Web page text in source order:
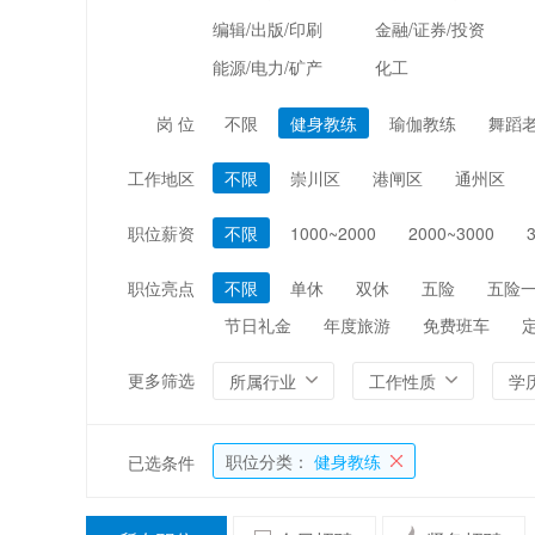
编辑/出版/印刷
金融/证券/投资
能源/电力/矿产
化工
岗 位 不限 健身教练 瑜伽教练 舞蹈
工作地区 不限 崇川区 港闸区 通州区
职位薪资 不限 1000~2000 2000~3000
职位亮点 不限 单休 双休 五险
五险
节日礼金
年度旅游 免费班车
更多筛选 所属行业 工作性质 学
已选条件 职位分类： 健身教练